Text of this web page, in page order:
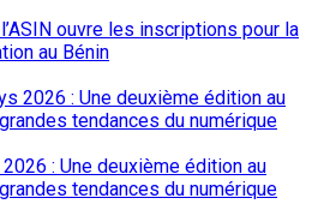
ouvre les inscriptions pour la
au Bénin
: Une deuxième édition au
tendances du numérique